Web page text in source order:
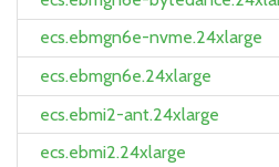
ecs.ebmgn6e-nvme.24xlarge
ecs.ebmgn6e.24xlarge
ecs.ebmi2-ant.24xlarge
ecs.ebmi2.24xlarge